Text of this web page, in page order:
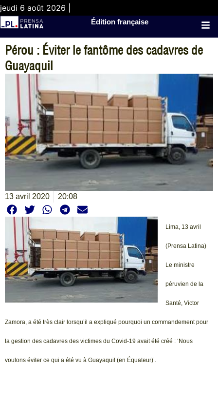
jeudi 6 août 2026 |
Édition française
Pérou : Éviter le fantôme des cadavres de
Guayaquil
13 avril 2020 20:08
Lima, 13 avril
(Prensa Latina)
Le ministre
péruvien de la
Santé, Victor
Zamora, a été très clair lorsqu’il a expliqué pourquoi un commandement pour
la gestion des cadavres des victimes du Covid-19 avait été créé : ‘Nous
voulons éviter ce qui a été vu à Guayaquil (en Équateur)’.